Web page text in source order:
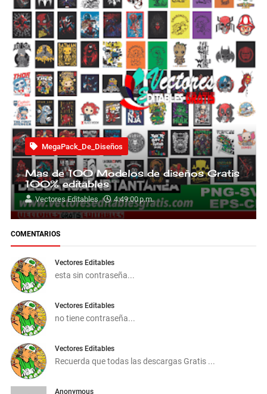
MegaPack_De_Diseños
Mas de 100 Modelos de diseños Gratis
100% editables
Vectores Editables 4:49:00 p.m.
COMENTARIOS
Vectores Editables
esta sin contraseña...
Vectores Editables
no tiene contraseña...
Vectores Editables
Recuerda que todas las descargas Gratis ...
Anonymous